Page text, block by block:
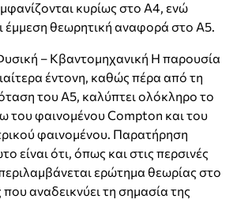
κυρίως στο Α4, ενώ
έμμεση θεωρητική αναφορά στο Α5.
– Κβαντομηχανική Η παρουσία
έντονη, καθώς πέρα από τη
του Α5, καλύπτει ολόκληρο το
του φαινομένου Compton και του
φαινομένου. Παρατήρηση
είναι ότι, όπως και στις περσινές
ερώτημα θεωρίας στο
που αναδεικνύει τη σημασία της